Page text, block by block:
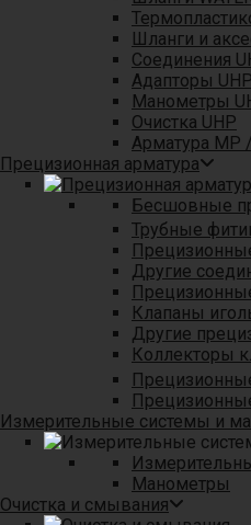
Шланги и
Соединения
Адапторы UHP
Манометры
Очистка UHP
Арматура MP
Прецизионная арматура
Бесшовные
Трубные
Другие
Клапаны
Другие
Коллекторы
Измерительные системы и
Манометры
Очистка и смывания